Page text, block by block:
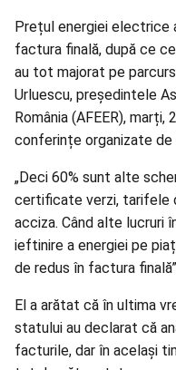
Prețul energiei electrice
factura finală, după ce
au tot majorat pe
Urluescu, președintele
România (AFEER),
conferințe organizate de
„Deci 60% sunt alte
certificate verzi, tarifele
acciza. Când alte lucruri
ieftinire a energiei pe
de redus în factura
El a arătat că în ultima
statului au declarat că
facturile, dar în același